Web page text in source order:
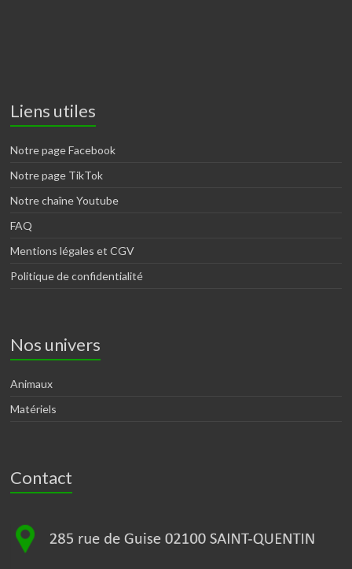
Liens utiles
Notre page Facebook
Notre page TikTok
Notre chaîne Youtube
FAQ
Mentions légales et CGV
Politique de confidentialité
Nos univers
Animaux
Matériels
Contact